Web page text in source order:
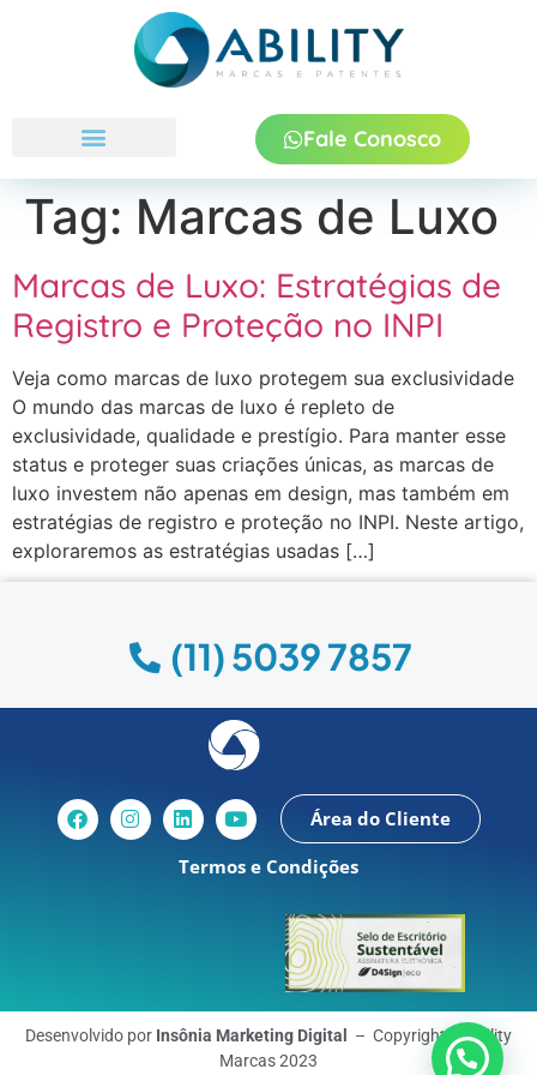
Fale Conosco
Tag: Marcas de Luxo
Marcas de Luxo: Estratégias de
Registro e Proteção no INPI
Veja como marcas de luxo protegem sua exclusividade
O mundo das marcas de luxo é repleto de
exclusividade, qualidade e prestígio. Para manter esse
status e proteger suas criações únicas, as marcas de
luxo investem não apenas em design, mas também em
estratégias de registro e proteção no INPI. Neste artigo,
exploraremos as estratégias usadas […]
(11) 5039 7857
Área do Cliente
Termos e Condições
Desenvolvido por Insônia Marketing Digital
– Copyright © Ability
Marcas 2023